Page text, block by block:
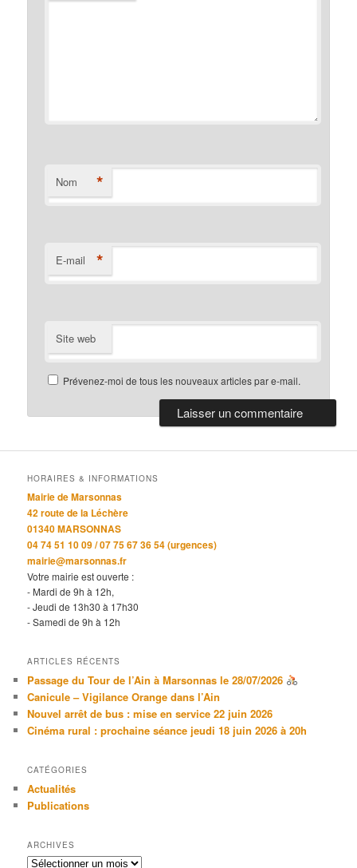
Nom *
E-mail *
Site web
Prévenez-moi de tous les nouveaux articles par e-mail.
HORAIRES & INFORMATIONS
Mairie de Marsonnas
42 route de la Léchère
01340 MARSONNAS
04 74 51 10 09 / 07 75 67 36 54 (urgences)
mairie@marsonnas.fr
Votre mairie est ouverte :
- Mardi de 9h à 12h,
- Jeudi de 13h30 à 17h30
- Samedi de 9h à 12h
ARTICLES RÉCENTS
Passage du Tour de l’Ain à Marsonnas le 28/07/2026
Canicule – Vigilance Orange dans l’Ain
Nouvel arrêt de bus : mise en service 22 juin 2026
Cinéma rural : prochaine séance jeudi 18 juin 2026 à 20h
CATÉGORIES
Actualités
Publications
ARCHIVES
Archives